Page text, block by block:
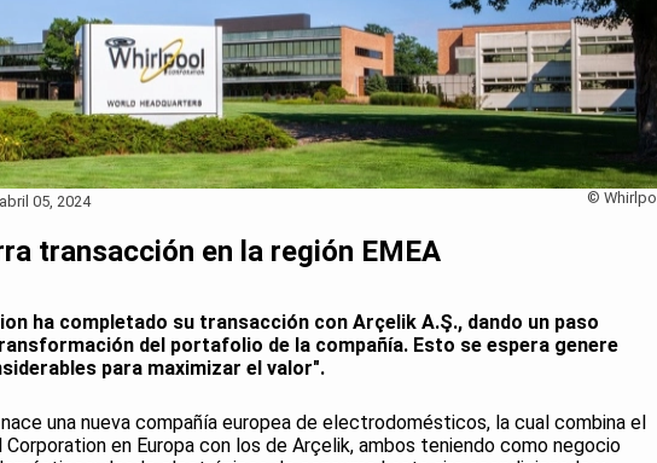
©
abril 05, 2024
transacción en la región EMEA
ha completado su transacción con Arçelik A.Ş., dando un paso
del portafolio de la compañía. Esto se espera genere
para maximizar el valor".
una nueva compañía europea de electrodomésticos, la cual combina el
en Europa con los de Arçelik, ambos teniendo como negocio